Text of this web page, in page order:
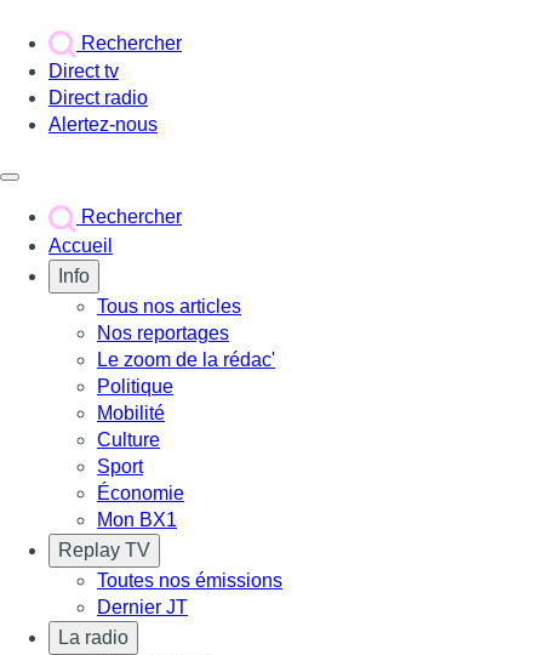
Rechercher
Direct tv
Direct radio
Alertez-nous
Rechercher
Accueil
Info
Tous nos articles
Nos reportages
Le zoom de la rédac'
Politique
Mobilité
Culture
Sport
Économie
Mon BX1
Replay TV
Toutes nos émissions
Dernier JT
La radio